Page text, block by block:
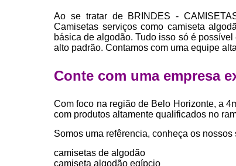
Ao se tratar de BRINDES -
Camisetas serviços como camiseta
básica de algodão. Tudo isso só é
alto padrão. Contamos com uma equipe
Conte com uma empresa
Com foco na região de Belo Horizonte, a
com produtos altamente qualificados no
Somos uma refêrencia, conheça os nossos
camisetas de algodão
camiseta algodão egípcio